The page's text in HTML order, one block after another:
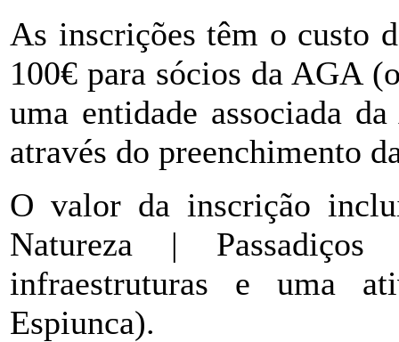
As inscrições têm o custo
100€ para sócios da AGA
uma entidade associada
através do preenchimento
O valor da inscrição
Natureza |
infraestruturas e uma
Espiunca).